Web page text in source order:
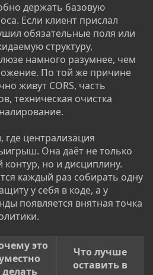
держать базовую
Если клиент прислал
обязательные поля или
структуру,
намного разумнее, чем
По той же причине
живут CORS, часть
техническая очистка
где централизация
Она даёт не только
но и дисциплину.
каждый раз собирать одну
у себя в коде, а у
появляется внятная точка
это
делать
Что лучше
оставить в